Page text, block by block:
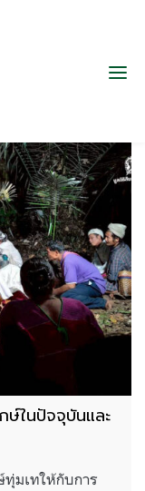
ในปัจจุบันและ
มเทให้กับการ